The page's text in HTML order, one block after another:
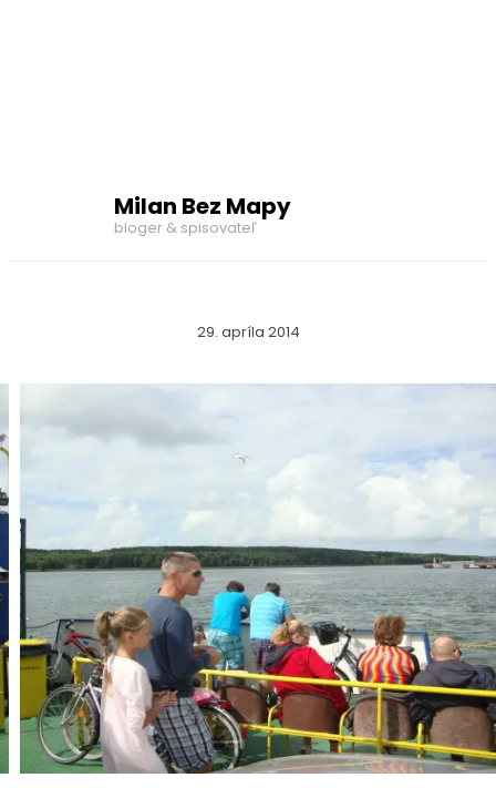
Milan Bez Mapy
bloger & spisovateľ
29. apríla 2014